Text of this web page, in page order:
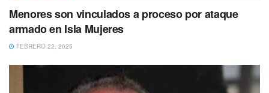
Menores son vinculados a proceso por ataque
armado en Isla Mujeres
FEBRERO 22, 2025